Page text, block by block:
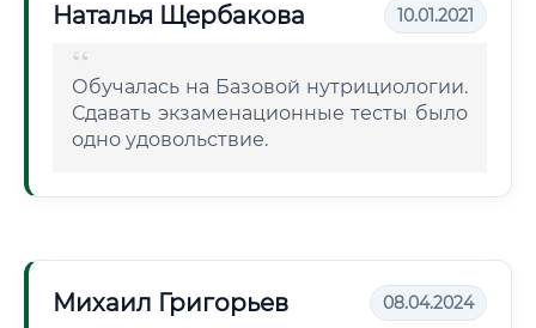
Наталья Щербакова 10.01.2021
Обучалась на Базовой нутрициологии.
Сдавать экзаменационные тесты было
одно удовольствие.
Михаил Григорьев 08.04.2024